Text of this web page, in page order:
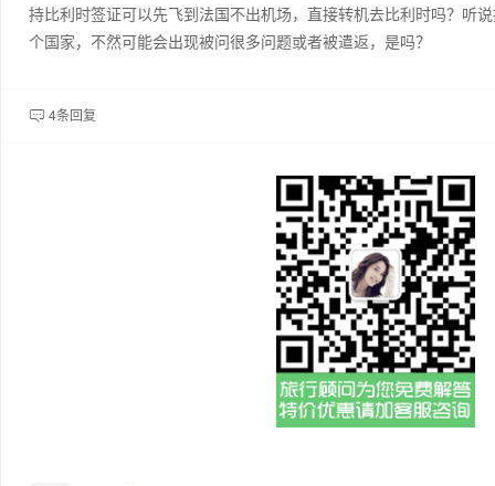
持比利时签证可以先飞到法国不出机场，直接转机去比利时吗？听
个国家，不然可能会出现被问很多问题或者被遣返，是吗？
 4条回复